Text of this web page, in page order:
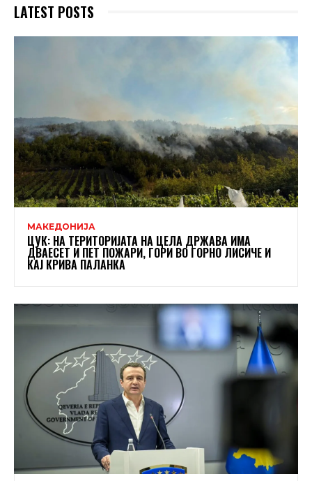
LATEST POSTS
МАКЕДОНИЈА
ЦУК: НА ТЕРИТОРИЈАТА НА ЦЕЛА ДРЖАВА ИМА
ДВАЕСЕТ И ПЕТ ПОЖАРИ, ГОРИ ВО ГОРНО ЛИСИЧЕ И
КАЈ КРИВА ПАЛАНКА